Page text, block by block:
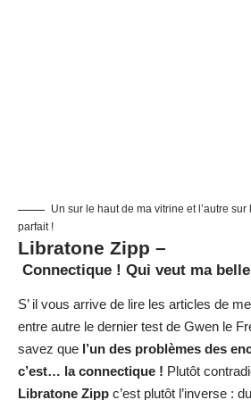
Un sur le haut de ma vitrine et l’autre
parfait !
Libratone Zipp –
Connectique ! Qui veut ma
S’ il vous arrive de lire les articles de
entre autre le dernier test de Gwen le
savez que l’un des problèmes des
c’est… la connectique ! Plutôt
Libratone Zipp c’est plutôt l’inverse :